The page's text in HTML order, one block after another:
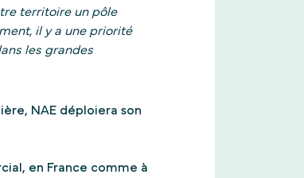
territoire un pôle
il y a une priorité
les grandes
NAE déploiera son
en France comme à